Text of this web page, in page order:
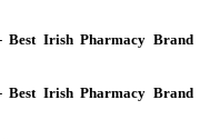
-Best Irish Pharmacy Brand
-Best Irish Pharmacy Brand